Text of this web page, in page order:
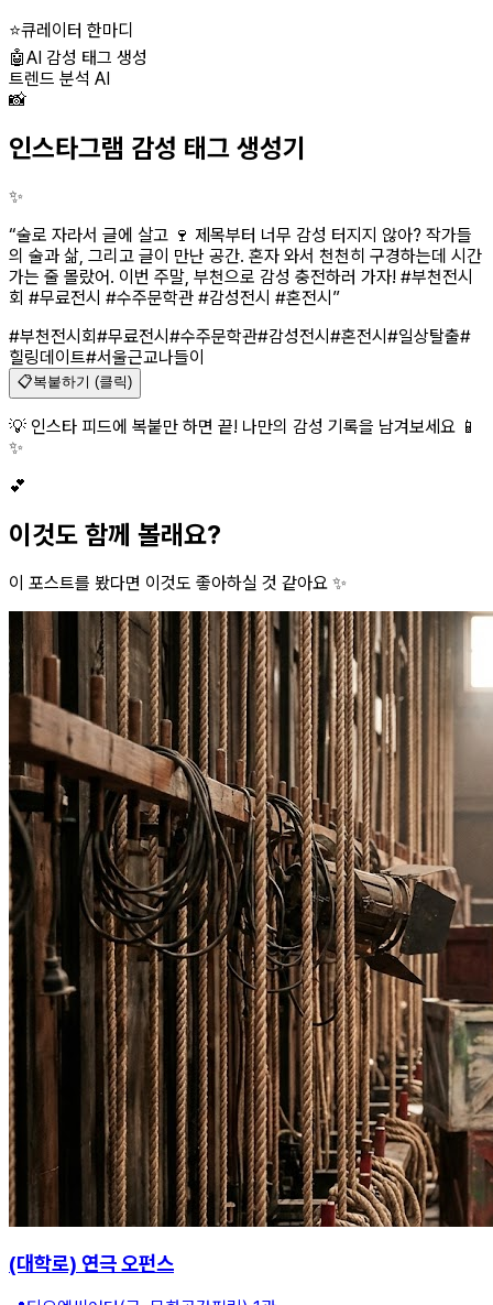
⭐큐레이터 한마디
🤖AI 감성 태그 생성
트렌드 분석 AI
📸
인스타그램 감성 태그 생성기
✨
“술로 자라서 글에 살고 🍷 제목부터 너무 감성 터지지 않아? 작가들
의 술과 삶, 그리고 글이 만난 공간. 혼자 와서 천천히 구경하는데 시간
가는 줄 몰랐어. 이번 주말, 부천으로 감성 충전하러 가자! #부천전시
회 #무료전시 #수주문학관 #감성전시 #혼전시 ”
#부천전시회#무료전시 #수주문학관#감성전시 #혼전시 #일상탈출#
힐링데이트#서울근교나들이
📋복붙하기 (클릭)
💡 인스타 피드에 복붙만 하면 끝! 나만의 감성 기록을 남겨보세요 📱
✨
💕
이것도 함께 볼래요?
이 포스트를 봤다면 이것도 좋아하실 것 같아요 ✨
(대학로) 연극 오펀스